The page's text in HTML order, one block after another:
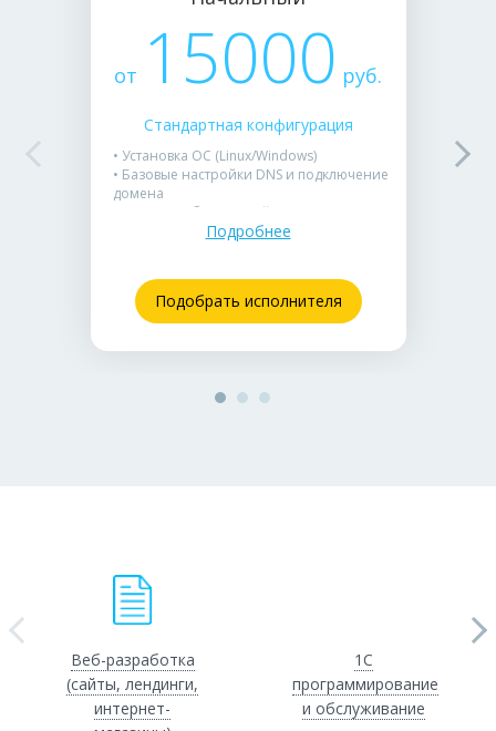
от 15000 руб.
Стандартная конфигурация
• Установка ОС (Linux/Windows)
• Базовые настройки DNS и подключение
домена
• Установка бесплатной панели
хостинге.
Подробнее
Подобрать исполнителя
Веб-разработка
(сайты, лендинги,
интернет-
1С
программирование
и обслуживание